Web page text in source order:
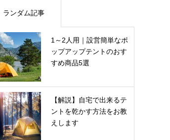
ランダム記事
1～2人用｜設営簡単なポ
ップアップテントのおす
すめ商品5選
【解説】自宅で出来るテ
ントを乾かす方法をお教
えします